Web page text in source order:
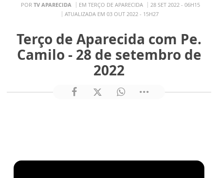
POR TV APARECIDA EM TERÇO DE APARECIDA
28 SET 2022 - 06H15
ATUALIZADA EM 03 OUT 2022 - 15H27
Terço de Aparecida com Pe.
Camilo - 28 de setembro de
2022